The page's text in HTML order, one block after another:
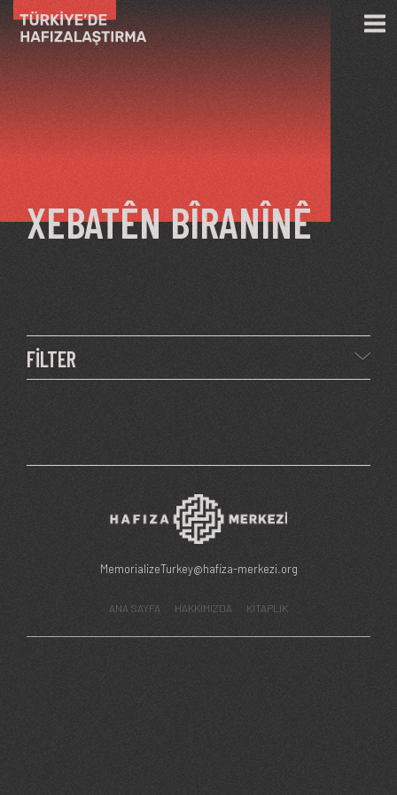
Skip to main content
XEBATÊN BÎRANÎNÊ
FİLTER
MemorializeTurkey@hafiza-merkezi.org
ANA SAYFA HAKKIMIZDA KİTAPLIK